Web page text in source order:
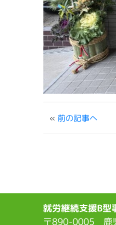
« 前の記事へ
就労継続支援B
〒890-0005 鹿